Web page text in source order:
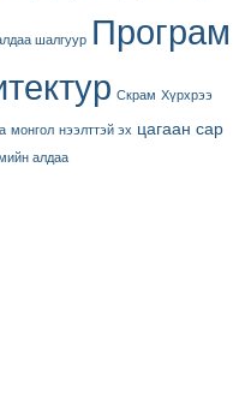
шалгуур Програм
Скрам Хүрхрээ
монгол нээлттэй эх цагаан сар
алдаа